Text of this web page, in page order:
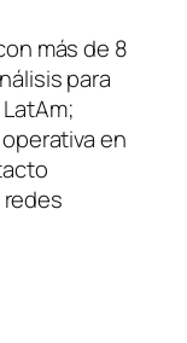
más de 8
para
en